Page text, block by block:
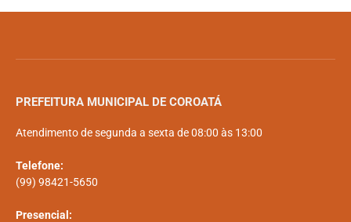
PREFEITURA MUNICIPAL DE COROATÁ
Atendimento de segunda a sexta de 08:00 às 13:00
Telefone:
(99) 98421-5650
Presencial: